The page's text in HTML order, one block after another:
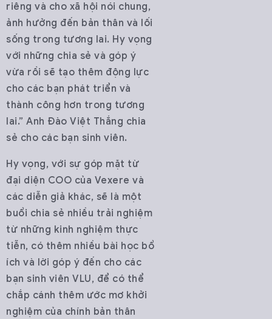
riêng và cho xã hội nói chung,
ảnh hưởng đến bản thân và lối
sống trong tương lai. Hy vọng
với những chia sẻ và góp ý
vừa rồi sẽ tạo thêm động lực
cho các bạn phát triển và
thành công hơn trong tương
lai.” Anh Đào Việt Thắng chia
sẻ cho các bạn sinh viên.
Hy vọng, với sự góp mặt từ
đại diện COO của Vexere và
các diễn giả khác, sẽ là một
buổi chia sẻ nhiều trải nghiệm
từ những kinh nghiệm thực
tiễn, có thêm nhiều bài học bổ
ích và lời góp ý đến cho các
bạn sinh viên VLU, để có thể
chắp cánh thêm ước mơ khởi
nghiệm của chính bản thân